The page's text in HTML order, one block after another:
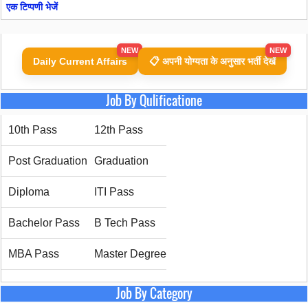
एक टिप्पणी भेजें
Daily Current Affairs
NEW
📋 अपनी योग्यता के अनुसार भर्ती देखें
NEW
Job By Qulificatione
10th Pass 12th Pass
Post Graduation Graduation
Diploma ITI Pass
Bachelor Pass B Tech Pass
MBA Pass Master Degree
Job By Category